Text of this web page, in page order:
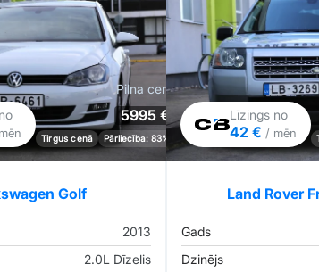
Pilna cena
5995 €
Tirgus cenā Pārliecība: 83%
Golf
2013
2.0L Dīzelis
Līzings no
42 € / mēn
Land Rover
Gads
Dzinējs